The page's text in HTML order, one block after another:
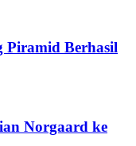
Piramid Berhasil
Norgaard ke